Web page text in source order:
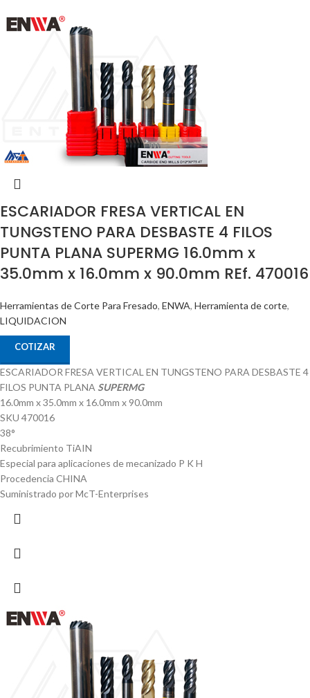
ESCARIADOR FRESA VERTICAL EN
TUNGSTENO PARA DESBASTE 4 FILOS
PUNTA PLANA SUPERMG 16.0mm x
35.0mm x 16.0mm x 90.0mm REf. 470016
Herramientas de Corte Para Fresado, ENWA, Herramienta de corte,
LIQUIDACION
COTIZAR
ESCARIADOR FRESA VERTICAL EN TUNGSTENO PARA DESBASTE 4
FILOS PUNTA PLANA SUPERMG
16.0mm x 35.0mm x 16.0mm x 90.0mm
SKU 470016
38°
Recubrimiento TiAIN
Especial para aplicaciones de mecanizado P K H
Procedencia CHINA
Suministrado por McT-Enterprises